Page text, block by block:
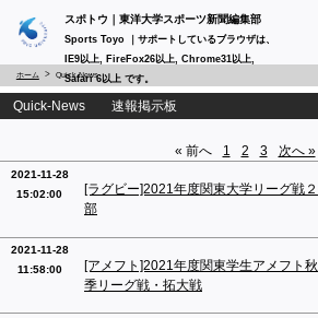
スポトウ｜東洋大学スポーツ新聞編集部
Sports Toyo ｜サポートしているブラウザは、
IE9以上, FireFox26以上, Chrome31以上,
Safari 6以上 です。
ホーム Quick-News
Quick-News 速報掲示板
« 前へ 1 2 3 次へ »
2021-11-28
15:02:00
[ラグビー]2021年度関東大学リーグ戦２
部
2021-11-28
11:58:00
[アメフト]2021年度関東学生アメフト秋
季リーグ戦・拓大戦